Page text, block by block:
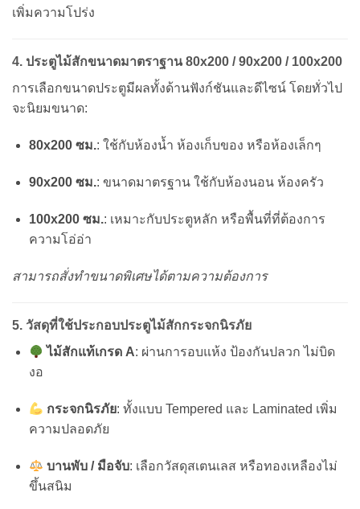
เพิ่มความโปร่ง
4. ประตูไม้สักขนาดมาตราฐาน 80x200 / 90x200 / 100x200
การเลือกขนาดประตูมีผลทั้งด้านฟังก์ชันและดีไซน์ โดยทั่วไป
จะนิยมขนาด:
80x200 ซม.: ใช้กับห้องน้ำ ห้องเก็บของ หรือห้องเล็กๆ
90x200 ซม.: ขนาดมาตรฐาน ใช้กับห้องนอน ห้องครัว
100x200 ซม.: เหมาะกับประตูหลัก หรือพื้นที่ที่ต้องการ
ความโอ่อ่า
สามารถสั่งทำขนาดพิเศษได้ตามความต้องการ
5. วัสดุที่ใช้ประกอบประตูไม้สักกระจกนิรภัย
ไม้สักแท้เกรด A: ผ่านการอบแห้ง ป้องกันปลวก ไม่บิด
งอ
กระจกนิรภัย: ทั้งแบบ Tempered และ Laminated เพิ่ม
ความปลอดภัย
บานพับ / มือจับ: เลือกวัสดุสเตนเลส หรือทองเหลืองไม่
ขึ้นสนิม